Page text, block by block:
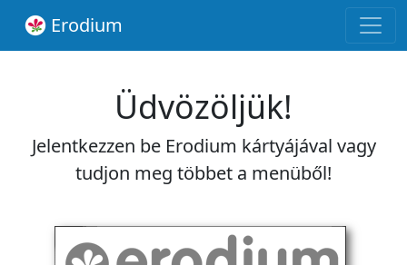
Erodium
Üdvözöljük!
Jelentkezzen be Erodium kártyájával vagy
tudjon meg többet a menüből!